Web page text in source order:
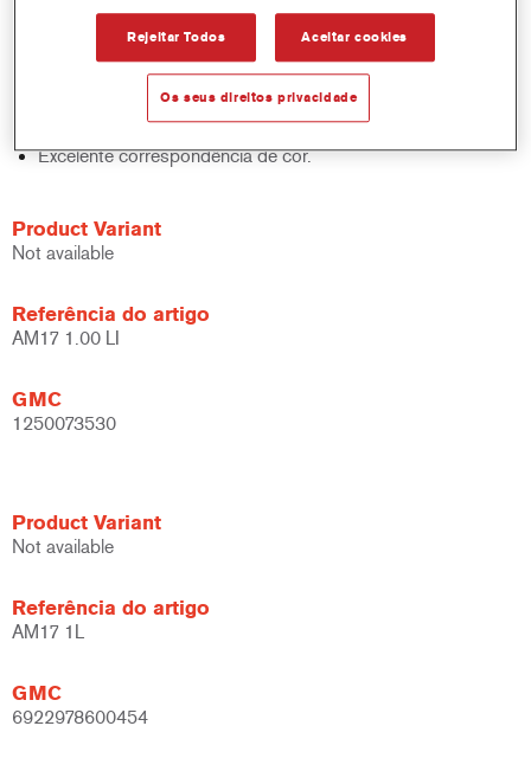
Fácil administração.
Economiza espaço de armazenamento.
Baseado na comprovada tecnologia de corantes
concentrados Cromax.
Excelente correspondência de cor.
Product Variant
Not available
Referência do artigo
AM17 1.00 LI
GMC
1250073530
Product Variant
Not available
Referência do artigo
AM17 1L
GMC
6922978600454
Rejeitar Todos Aceitar cookies
Os seus direitos privacidade